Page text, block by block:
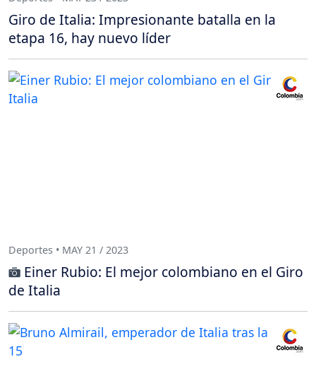
Giro de Italia: Impresionante batalla en la
etapa 16, hay nuevo líder
Deportes • MAY 21 / 2023
Einer Rubio: El mejor colombiano en el Giro
de Italia